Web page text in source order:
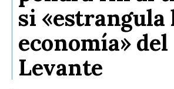
si «estrangula
economía» del
Levante